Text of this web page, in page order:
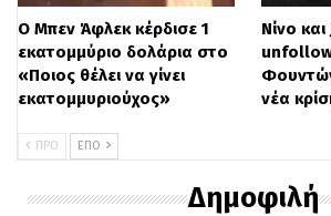
Ο Μπεν Άφλεκ κέρδισε 1
εκατομμύριο δολάρια στο
«Ποιος θέλει να γίνει
εκατομμυριούχος»
Νίνο
νέα
ΠΡΟ ΕΠΌ
Δημοφιλή